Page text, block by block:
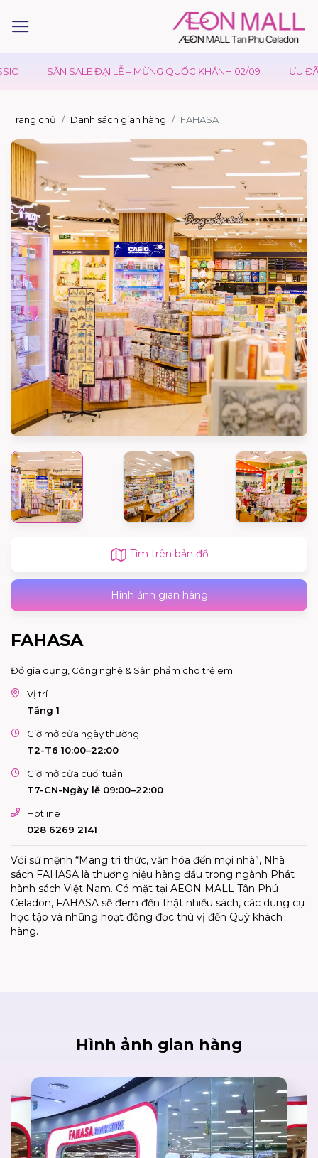
SĂN SALE ĐẠI LỄ – MỪNG QUỐC KHÁNH 02/09 ƯU ĐÃI
Trang chủ Danh sách gian hàng FAHASA
Tìm trên bản đồ
Hình ảnh gian hàng
FAHASA
Đồ gia dụng, Công nghệ & Sản phẩm cho trẻ em
Vị trí
Tầng 1
Giờ mở cửa ngày thường
T2-T6 10:00–22:00
Giờ mở cửa cuối tuần
T7-CN-Ngày lễ 09:00–22:00
Hotline
028 6269 2141
Với sứ mệnh “Mang tri thức, văn hóa đến mọi nhà”, Nhà
sách FAHASA là thương hiệu hàng đầu trong ngành Phát
hành sách Việt Nam. Có mặt tại AEON MALL Tân Phú
Celadon, FAHASA sẽ đem đến thật nhiều sách, các dụng cụ
học tập và những hoạt động đọc thú vị đến Quý khách
hàng.
Hình ảnh gian hàng